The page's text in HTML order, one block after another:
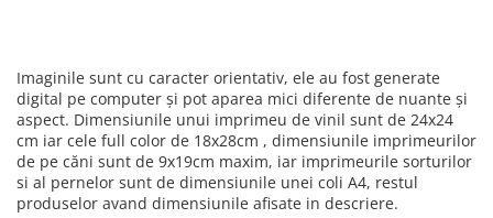
Imaginile sunt cu caracter orientativ, ele au fost generate
digital pe computer și pot aparea mici diferente de nuante și
aspect. Dimensiunile unui imprimeu de vinil sunt de 24x24
cm iar cele full color de 18x28cm , dimensiunile imprimeurilor
de pe căni sunt de 9x19cm maxim, iar imprimeurile sorturilor
si al pernelor sunt de dimensiunile unei coli A4, restul
produselor avand dimensiunile afisate in descriere.